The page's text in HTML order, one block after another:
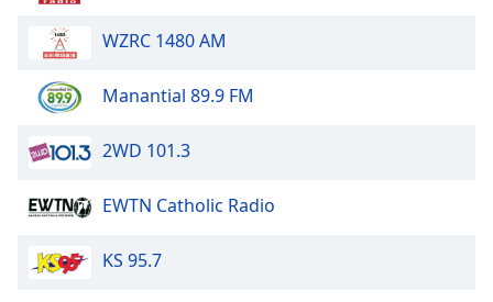
Color
Opacity
Background
WZRC 1480 AM
Manantial 89.9 FM
2WD 101.3
EWTN Catholic Radio
KS 95.7